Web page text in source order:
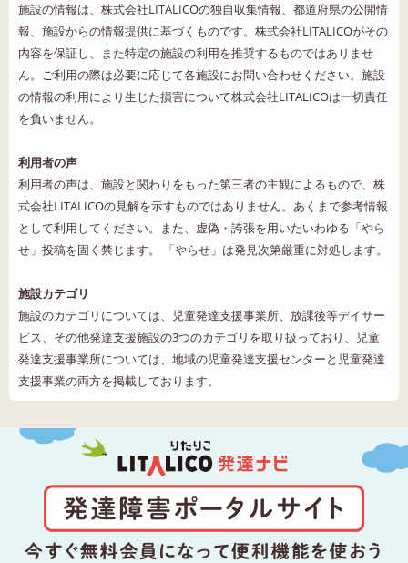
施設の情報は、株式会社LITALICOの独自収集情報、都道府県の公開情
報、施設からの情報提供に基づくものです。株式会社LITALICOがその
内容を保証し、また特定の施設の利用を推奨するものではありませ
ん。ご利用の際は必要に応じて各施設にお問い合わせください。施設
の情報の利用により生じた損害について株式会社LITALICOは一切責任
を負いません。
利用者の声
利用者の声は、施設と関わりをもった第三者の主観によるもので、株
式会社LITALICOの見解を示すものではありません。あくまで参考情報
として利用してください。また、虚偽・誇張を用いたいわゆる「やら
せ」投稿を固く禁じます。 「やらせ」は発見次第厳重に対処します。
施設カテゴリ
施設のカテゴリについては、児童発達支援事業所、放課後等デイサー
ビス、その他発達支援施設の3つのカテゴリを取り扱っており、児童
発達支援事業所については、地域の児童発達支援センターと児童発達
支援事業の両方を掲載しております。